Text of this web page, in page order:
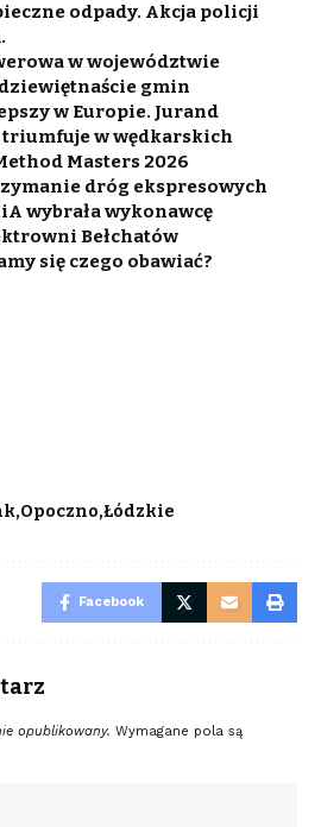
odpady. Akcja policji
w województwie
gmin
w Europie. Jurand
w wędkarskich
Masters 2026
dróg ekspresowych
wybrała wykonawcę
Bełchatów
się czego obawiać?
Opoczno Łódzkie
Facebook
opublikowany. Wymagane pola są